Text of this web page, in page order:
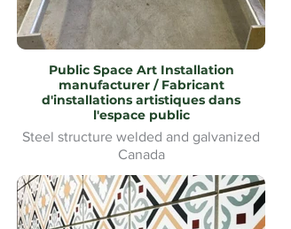
Public Space Art Installation
manufacturer / Fabricant
d'installations artistiques dans
l'espace public
Steel structure welded and galvanized
Canada